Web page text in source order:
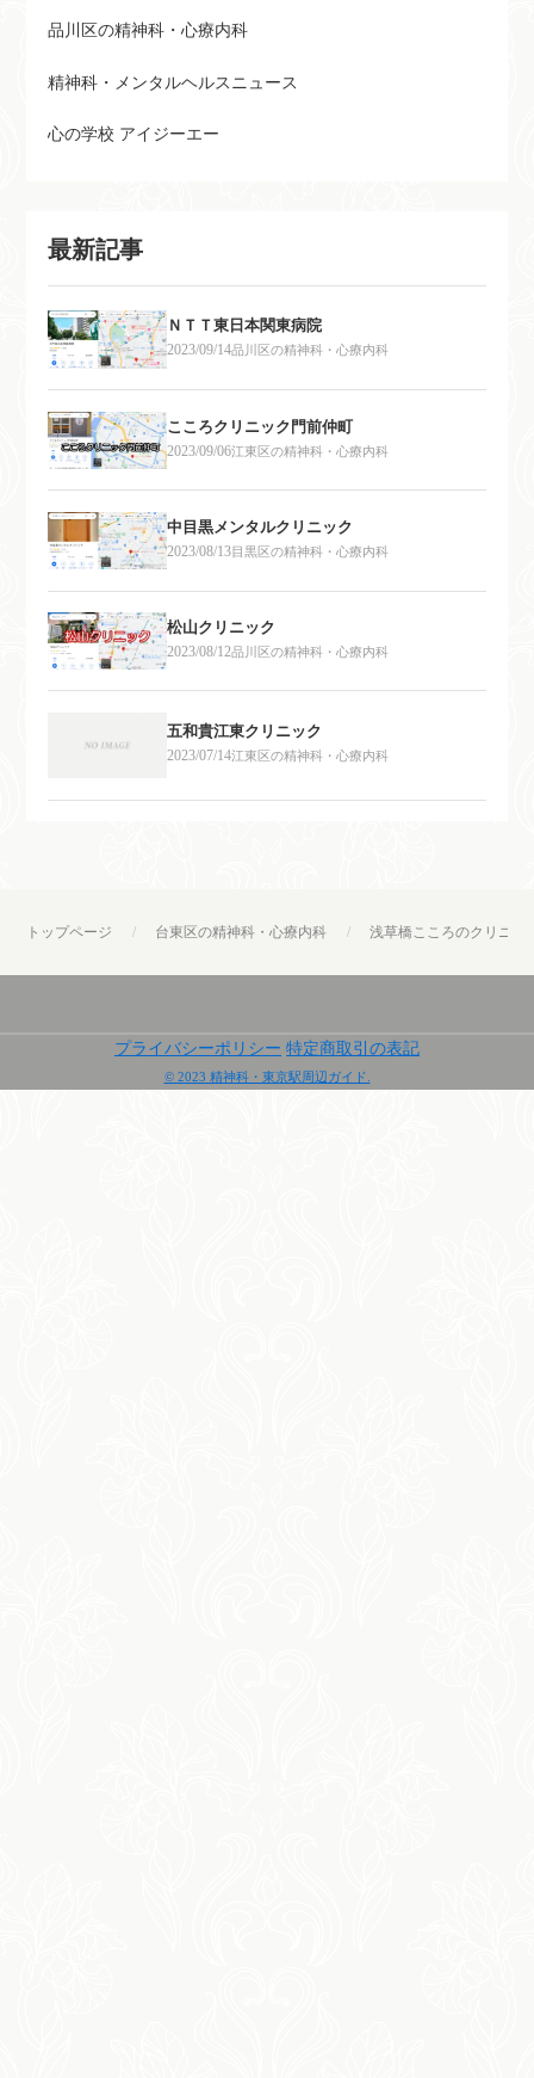
品川区の精神科・心療内科
精神科・メンタルヘルスニュース
心の学校 アイジーエー
最新記事
ＮＴＴ東日本関東病院
2023/09/14品川区の精神科・心療内科
こころクリニック門前仲町
2023/09/06江東区の精神科・心療内科
中目黒メンタルクリニック
2023/08/13目黒区の精神科・心療内科
松山クリニック
2023/08/12品川区の精神科・心療内科
五和貴江東クリニック
2023/07/14江東区の精神科・心療内科
トップページ 台東区の精神科・心療内科 浅草橋こころのクリニッ
プライバシーポリシー 特定商取引の表記
© 2023 精神科・東京駅周辺ガイド.